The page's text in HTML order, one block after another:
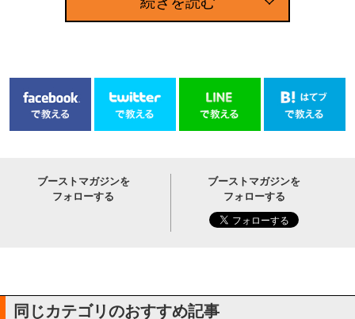
ブーストマガジンを
フォローする
ブーストマガジンを
フォローする
同じカテゴリのおすすめ記事